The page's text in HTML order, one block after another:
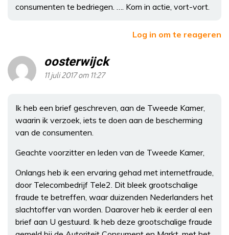
consumenten te bedriegen. …. Kom in actie, vort-vort.
Log in om te reageren
oosterwijck
11 juli 2017 om 11:27
Ik heb een brief geschreven, aan de Tweede Kamer,
waarin ik verzoek, iets te doen aan de bescherming
van de consumenten.
Geachte voorzitter en leden van de Tweede Kamer,
Onlangs heb ik een ervaring gehad met internetfraude,
door Telecombedrijf Tele2. Dit bleek grootschalige
fraude te betreffen, waar duizenden Nederlanders het
slachtoffer van worden. Daarover heb ik eerder al een
brief aan U gestuurd. Ik heb deze grootschalige fraude